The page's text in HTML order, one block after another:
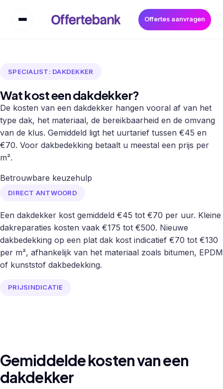
Offertes aanvragen
SPECIALIST: DAKDEKKER
Wat kost een dakdekker?
De kosten van een dakdekker hangen vooral af van het
type dak, het materiaal, de bereikbaarheid en de omvang
van de klus. Gemiddeld ligt het uurtarief tussen €45 en
€70. Voor dakbedekking betaalt u meestal een prijs per
m².
Betrouwbare keuzehulp
DIRECT ANTWOORD
Een dakdekker kost gemiddeld €45 tot €70 per uur. Kleine
dakreparaties kosten vaak €175 tot €500. Nieuwe
dakbedekking op een plat dak kost indicatief €70 tot €130
per m², afhankelijk van het materiaal zoals bitumen, EPDM
of kunststof dakbedekking.
PRIJSINDICATIE
Gemiddelde kosten van een
dakdekker